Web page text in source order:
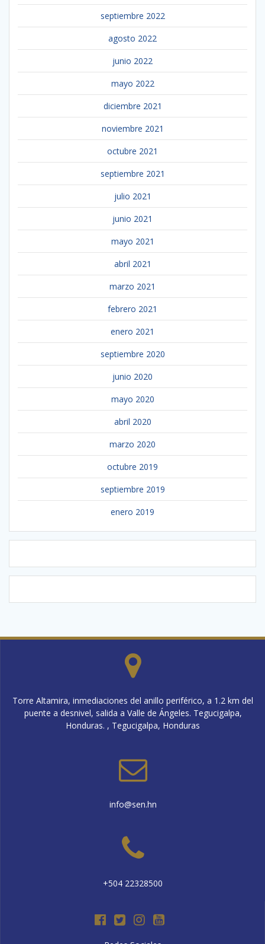
septiembre 2022
agosto 2022
junio 2022
mayo 2022
diciembre 2021
noviembre 2021
octubre 2021
septiembre 2021
julio 2021
junio 2021
mayo 2021
abril 2021
marzo 2021
febrero 2021
enero 2021
septiembre 2020
junio 2020
mayo 2020
abril 2020
marzo 2020
octubre 2019
septiembre 2019
enero 2019
Torre Altamira, inmediaciones del anillo periférico, a 1.2 km del
puente a desnivel, salida a Valle de Ángeles. Tegucigalpa,
Honduras. , Tegucigalpa, Honduras
info@sen.hn
+504 22328500